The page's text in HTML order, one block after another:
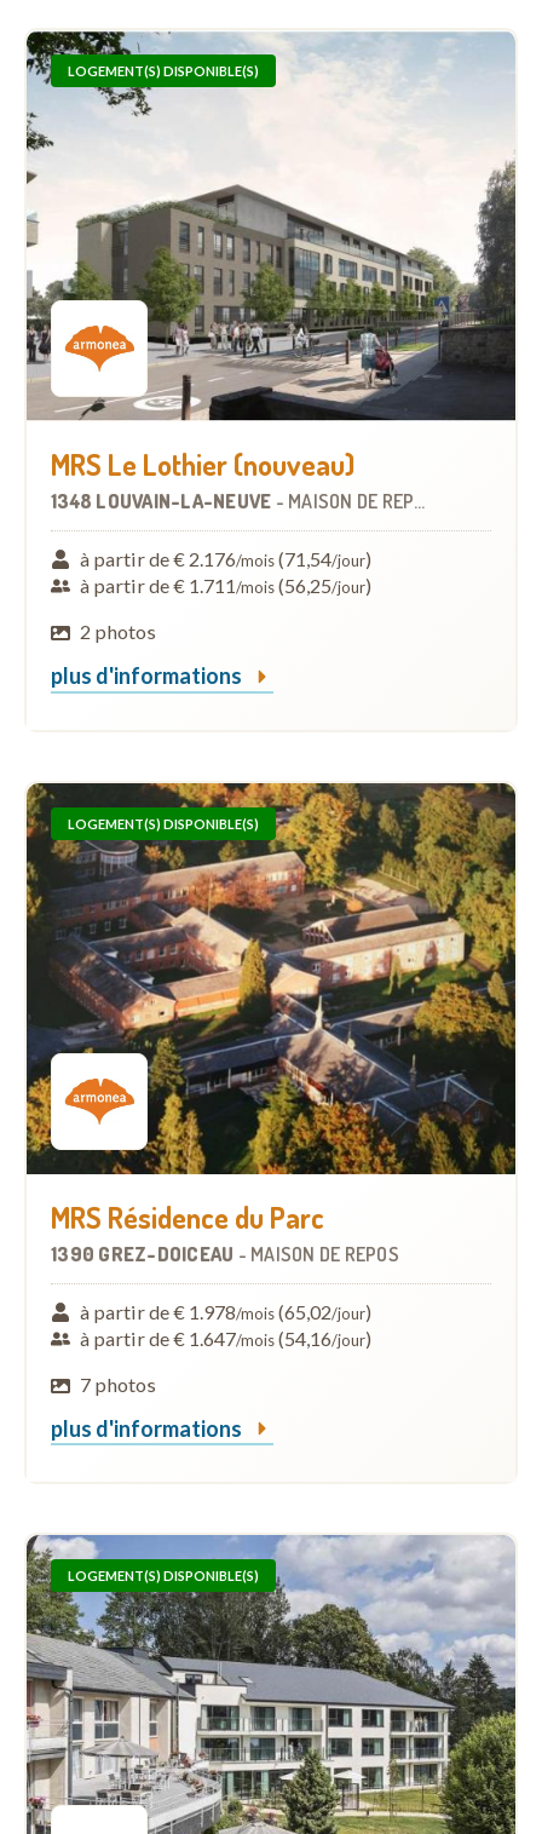
LOGEMENT(S) DISPONIBLE(S)
MRS Le Lothier (nouveau)
1348 LOUVAIN-LA-NEUVE - MAISON DE REPOS
à partir de € 2.176/mois(71,54/jour)
à partir de € 1.711/mois(56,25/jour)
2 photos
plus d'informations
LOGEMENT(S) DISPONIBLE(S)
MRS Résidence du Parc
1390 GREZ-DOICEAU - MAISON DE REPOS
à partir de € 1.978/mois(65,02/jour)
à partir de € 1.647/mois(54,16/jour)
7 photos
plus d'informations
LOGEMENT(S) DISPONIBLE(S)